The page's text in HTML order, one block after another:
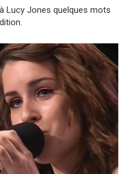
Lucy Jones quelques mots